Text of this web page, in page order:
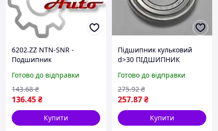
6202.ZZ NTN-SNR -
Подшипник
Готово до відправки
136.45₴
143.68 ₴
Купити
Підшипник кульковий
d>30 ПІДШИПНИК
(30X55X13) SNR TR 6006.ZZ
(opt-om)
Готово до відправки
257.87₴
275.92 ₴
Купити